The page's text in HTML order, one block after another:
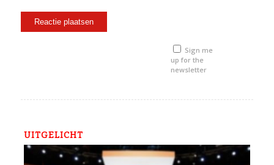
Sign me
up for the
newsletter
UITGELICHT